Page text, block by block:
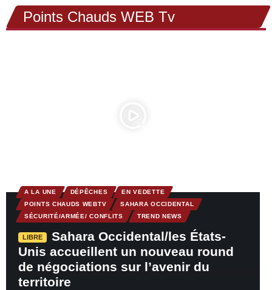
Points Chauds WEB Tv
A LA UNE DÉPÊCHES
EN VEDETTE
POINTS CHAUDS WEBTV
SAHARA OCCIDENTAL
SÉCURITÉ/ARMÉE/ CONFLITS
TREND NEWS
LIBRE
Sahara Occidental/les États-
Unis accueillent un nouveau round
de négociations sur l’avenir du
territoire